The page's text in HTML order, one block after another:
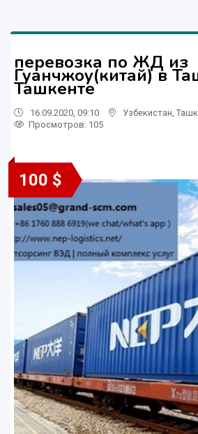
перевозка по ЖД из
Гуанчжоу(китай) в
Ташкенте
16.09.2020, 09:10 Узбекистан
Просмотров: 105
100 $